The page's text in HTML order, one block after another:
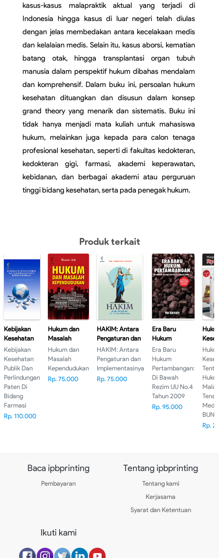
kasus-kasus malapraktik aktual yang terjadi di
Indonesia hingga kasus di luar negeri telah diulas
dengan jelas membedakan antara kecelakaan medis
dan kelalaian medis. Selain itu, kasus aborsi, kematian
batang otak, hingga transplantasi organ tubuh
manusia dalam perspektif hukum dibahas mendalam
dan komprehensif. Dalam buku ini, persoalan hukum
kesehatan dituangkan dan disusun dalam konsep
grand theory yang menarik dan sistematis. Buku ini
tidak hanya menjadi mata kuliah untuk mahasiswa
hukum, melainkan juga kepada para calon tenaga
profesional kesehatan, seperti di fakultas kedokteran,
kedokteran gigi, farmasi, akademi keperawatan,
kebidanan, dan berbagai akademi atau perguruan
tinggi bidang kesehatan, serta pada penegak hukum.
Produk terkait
Kebijakan
Kesehatan
Publik Dan
Perlindungan
Paten Di
Bidang
Farmasi
Kebijakan
Kesehatan
Publik Dan
Perlindungan
Paten Di
Bidang
Farmasi
Rp. 110.000
Hukum dan
Masalah
Kependudukan
Hukum dan
Masalah
Kependudukan
Rp. 75.000
HAKIM: Antara
Pengaturan dan
Implementasinya
HAKIM: Antara
Pengaturan dan
Implementasinya
Rp. 75.000
Era Baru
Hukum
Pertambangan:
Di Bawah
Rezim UU No.4
Tahun 2009
Era Baru
Hukum
Pertambangan:
Di Bawah
Rezim UU No.4
Tahun 2009
Rp. 95.000
Medis
Medis
Rp.
Baca ipbprinting
Pembayaran
Tentang ipbprinting
Tentang kami
Kerjasama
Syarat dan Ketentuan
Ikuti kami